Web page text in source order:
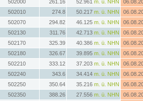
502000 261.16 52.961 m. ü. NHN
502010 274.8 50.217 m. ü. NHN
502070 294.82 46.125 m. ü. NHN
502130 311.76 42.713 m. ü. NHN
502170 325.39 40.386 m. ü. NHN
502180 326.67 39.895 m. ü. NHN
502210 333.12 37.203 m. ü. NHN
502240 343.6 34.414 m. ü. NHN
502250 350.64 35.216 m. ü. NHN
502350 388.26 27.556 m. ü. NHN